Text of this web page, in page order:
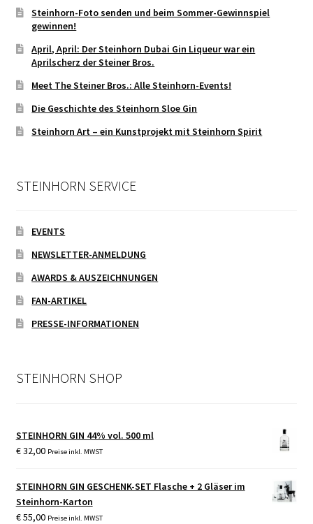
Steinhorn-Foto senden und beim Sommer-Gewinnspiel
gewinnen!
April, April: Der Steinhorn Dubai Gin Liqueur war ein
Aprilscherz der Steiner Bros.
Meet The Steiner Bros.: Alle Steinhorn-Events!
Die Geschichte des Steinhorn Sloe Gin
Steinhorn Art – ein Kunstprojekt mit Steinhorn Spirit
STEINHORN SERVICE
EVENTS
NEWSLETTER-ANMELDUNG
AWARDS & AUSZEICHNUNGEN
FAN-ARTIKEL
PRESSE-INFORMATIONEN
STEINHORN SHOP
STEINHORN GIN 44% vol. 500 ml
€32,00 Preise inkl. MWST
STEINHORN GIN GESCHENK-SET Flasche + 2 Gläser im
Steinhorn-Karton
€55,00 Preise inkl. MWST